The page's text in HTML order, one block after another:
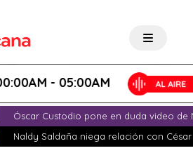
- 05:00AM
Óscar Custodio pone en duda video de
Naldy Saldaña niega relación con